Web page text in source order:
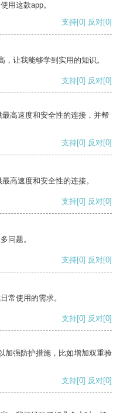
用这款app。
支持[0] 反对[0]
让我能够学到实用的知识。
支持[0] 反对[0]
高速度和安全性的连接，并帮
支持[0] 反对[0]
高速度和安全性的连接。
支持[0] 反对[0]
问题。
支持[0] 反对[0]
常使用的需求。
支持[0] 反对[0]
加强防护措施，比如增加双重验
支持[0] 反对[0]